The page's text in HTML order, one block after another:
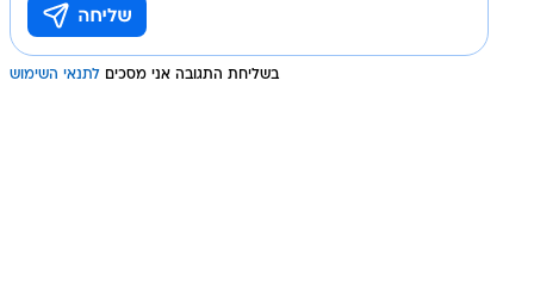
בשליחת התגובה אני מסכים לתנאי השימוש